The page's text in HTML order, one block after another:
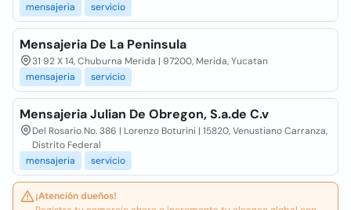
mensajeria
servicio
Mensajeria De La Peninsula
31 92 X 14, Chuburna Merida | 97200, Merida, Yucatan
mensajeria
servicio
Mensajeria Julian De Obregon, S.a.de C.v
Del Rosario No. 386 | Lorenzo Boturini | 15820, Venustiano Carranza,
Distrito Federal
mensajeria
servicio
¡Atención dueños!